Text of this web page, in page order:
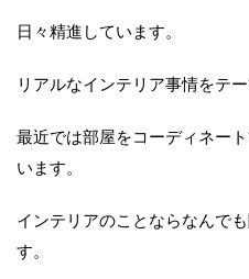
日々精進しています。
リアルなインテリア事情をテ
最近では部屋をコーディネー
います。
インテリアのことならなんで
す。